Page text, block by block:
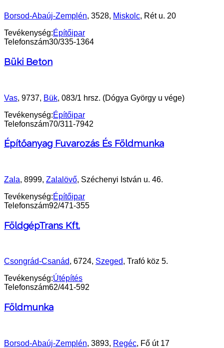
Borsod-Abaúj-Zemplén, 3528, Miskolc, Rét u. 20
Tevékenység:Építőipar
Telefonszám30/335-1364
Büki Beton
Vas, 9737, Bük, 083/1 hrsz. (Dógya György u vége)
Tevékenység:Építőipar
Telefonszám70/311-7942
Építőanyag Fuvarozás És Földmunka
Zala, 8999, Zalalövő, Széchenyi István u. 46.
Tevékenység:Építőipar
Telefonszám92/471-355
FöldgépTrans Kft.
Csongrád-Csanád, 6724, Szeged, Trafó köz 5.
Tevékenység:Útépítés
Telefonszám62/441-592
Földmunka
Borsod-Abaúj-Zemplén, 3893, Regéc, Fő út 17